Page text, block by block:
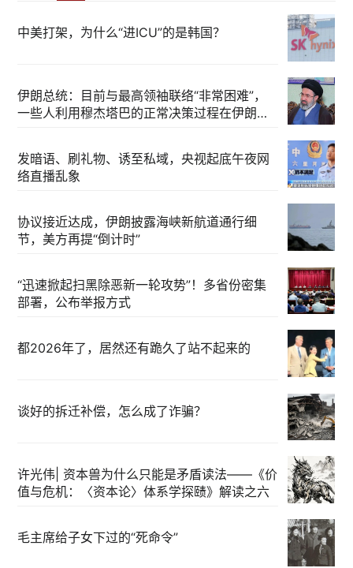
中美打架，为什么“进ICU”的是韩国？
伊朗总统：目前与最高领袖联络“非常困难”，
一些人利用穆杰塔巴的正常决策过程在伊朗内
发暗语、刷礼物、诱至私域，央视起底午夜网
络直播乱象
协议接近达成，伊朗披露海峡新航道通行细
节，美方再提“倒计时”
“迅速掀起扫黑除恶新一轮攻势”！多省份密集
部署，公布举报方式
都2026年了，居然还有跪久了站不起来的
谈好的拆迁补偿，怎么成了诈骗？
许光伟| 资本兽为什么只能是矛盾读法——《价
值与危机：〈资本论〉体系学探赜》解读之六
毛主席给子女下过的“死命令”